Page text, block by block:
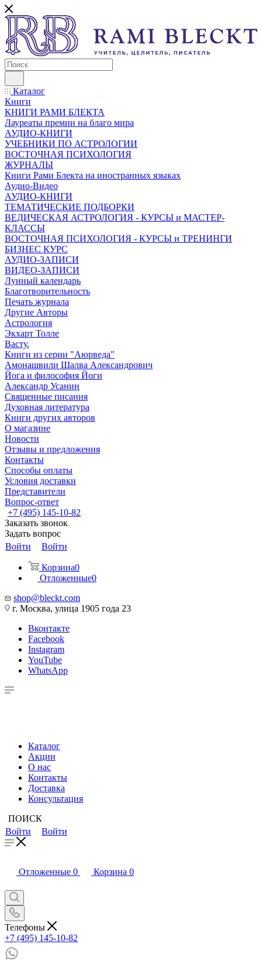
Каталог
Книги
КНИГИ РАМИ БЛЕКТА
Лауреаты премии на благо мира
АУДИО-КНИГИ
УЧЕБНИКИ ПО АСТРОЛОГИИ
ВОСТОЧНАЯ ПСИХОЛОГИЯ
ЖУРНАЛЫ
Книги Рами Блекта на иностранных языках
Аудио-Видео
АУДИО-КНИГИ
ТЕМАТИЧЕСКИЕ ПОДБОРКИ
ВЕДИЧЕСКАЯ АСТРОЛОГИЯ - КУРСЫ и МАСТЕР-
КЛАССЫ
ВОСТОЧНАЯ ПСИХОЛОГИЯ - КУРСЫ и ТРЕНИНГИ
БИЗНЕС КУРС
АУДИО-ЗАПИСИ
ВИДЕО-ЗАПИСИ
Лунный календарь
Благотворительность
Печать журнала
Другие Aвторы
Астрология
Экхарт Толле
Васту.
Книги из серии "Аюрведа"
Амонашвили Шалва Александрович
Йога и философия Йоги
Александр Усанин
Священные писания
Духовная литература
Книги других авторов
О магазине
Новости
Отзывы и предложения
Контакты
Способы оплаты
Условия доставки
Представители
Вопрос-ответ
+7 (495) 145-10-82
Заказать звонок
Задать вопрос
Войти
Войти
Корзина0
Отложенные0
shop@bleckt.com
г. Москва, улица 1905 года 23
Вконтакте
Facebook
Instagram
YouTube
WhatsApp
Каталог
Акции
О нас
Контакты
Доставка
Консультация
ПОИСК
Войти
Войти
Отложенные 0 Корзина 0
Телефоны
+7 (495) 145-10-82